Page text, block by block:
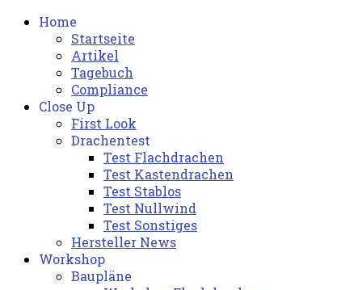
Home
Startseite
Artikel
Tagebuch
Compliance
Close Up
First Look
Drachentest
Test Flachdrachen
Test Kastendrachen
Test Stablos
Test Nullwind
Test Sonstiges
Hersteller News
Workshop
Baupläne